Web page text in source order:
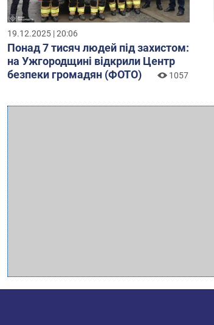
19.12.2025 | 20:06
Понад 7 тисяч людей під захистом:
на Ужгородщині відкрили Центр
безпеки громадян (ФОТО)
1057